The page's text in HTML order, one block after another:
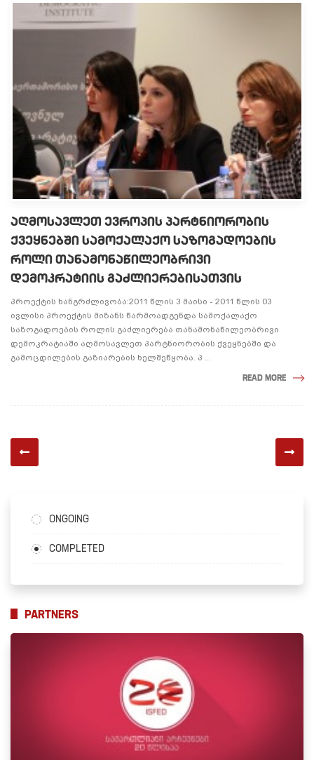
ᲐᲦᲛᲝᲡᲐᲕᲚᲔᲗ ᲔᲕᲠᲝᲞᲘᲡ ᲞᲐᲠᲢᲜᲘᲝᲠᲝᲑᲘᲡ
ᲥᲕᲔᲧᲜᲔᲑᲨᲘ ᲡᲐᲛᲝᲥᲐᲚᲐᲥᲝ ᲡᲐᲖᲝᲒᲐᲓᲝᲔᲑᲘᲡ
ᲠᲝᲚᲘ ᲗᲐᲜᲐᲛᲝᲜᲐᲬᲘᲚᲔᲝᲑᲠᲘᲕᲘ
ᲓᲔᲛᲝᲙᲠᲐᲢᲘᲘᲡ ᲒᲐᲫᲚᲘᲔᲠᲔᲑᲘᲡᲐᲗᲕᲘᲡ
პროექტის ხანგრძლივობა:2011 წლის 3 მაისი - 2011 წლის 03
ივლისი პროექტის მიზანს წარმოადგენდა სამოქალაქო
საზოგადოების როლის გაძლიერება თანამონაწილეობრივი
დემოკრატიაში აღმოსავლეთ პარტნიორობის ქვეყნებში და
გამოცდილების გაზიარების ხელშეწყობა. პ ...
READ MORE
ONGOING
COMPLETED
PARTNERS